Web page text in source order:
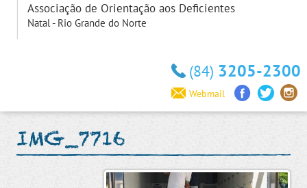
Associação de Orientação aos Deficientes
Natal - Rio Grande do Norte
(84) 3205-2300
Webmail
IMG_7716